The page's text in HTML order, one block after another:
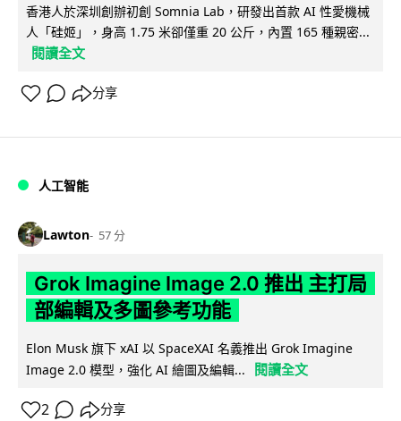
香港人於深圳創辦初創 Somnia Lab，研發出首款 AI 性愛機械
人「硅姬」，身高 1.75 米卻僅重 20 公斤，內置 165 種親密...
閱讀全文
分享
人工智能
Lawton 57 分
Grok Imagine Image 2.0 推出 主打局
部編輯及多圖參考功能
Elon Musk 旗下 xAI 以 SpaceXAI 名義推出 Grok Imagine
Image 2.0 模型，強化 AI 繪圖及編輯...
閱讀全文
2 分享